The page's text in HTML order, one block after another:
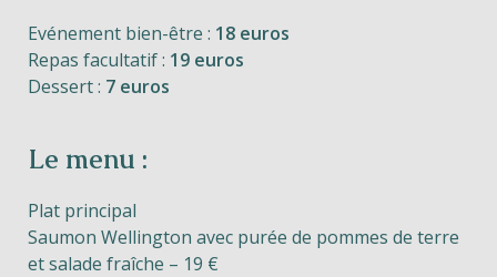
Evénement bien-être : 18 euros
Repas facultatif : 19 euros
Dessert : 7 euros
Le menu :
Plat principal
Saumon Wellington avec purée de pommes de terre
et salade fraîche – 19 €